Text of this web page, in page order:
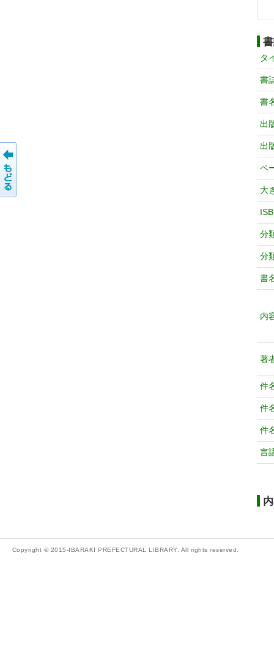
タ
書
書
出
出
ペ
大
分
分
書
内
著
件
件
件
言
Copyright © 2015-IBARAKI PREFECTURAL LIBRARY. All rights reserved.